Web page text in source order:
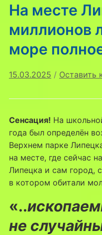
На месте
миллионов
море
15.03.2025 / Оставить
Сенсация! На
года был определён
Верхнем парке
на месте, где сейчас
Липецка и сам город,
в котором обитали
«..
не